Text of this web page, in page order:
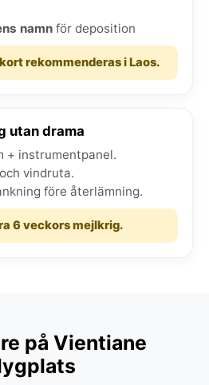
namn för deposition
rekommenderas i Laos.
utan drama
+ instrumentpanel.
vindruta.
före återlämning.
6 veckors mejlkrig.
på Vientiane